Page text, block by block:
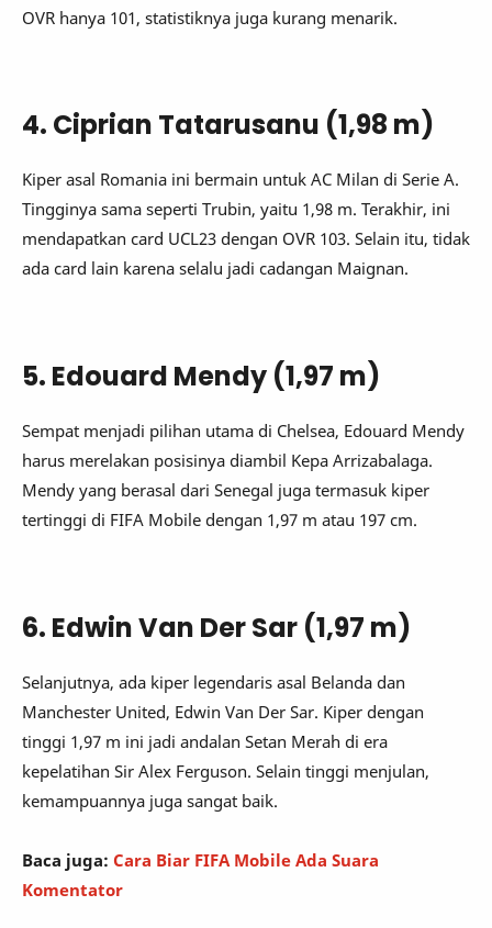
OVR hanya 101, statistiknya juga kurang menarik.
4. Ciprian Tatarusanu (1,98 m)
Kiper asal Romania ini bermain untuk AC Milan di Serie A.
Tingginya sama seperti Trubin, yaitu 1,98 m. Terakhir, ini
mendapatkan card UCL23 dengan OVR 103. Selain itu, tidak
ada card lain karena selalu jadi cadangan Maignan.
5. Edouard Mendy (1,97 m)
Sempat menjadi pilihan utama di Chelsea, Edouard Mendy
harus merelakan posisinya diambil Kepa Arrizabalaga.
Mendy yang berasal dari Senegal juga termasuk kiper
tertinggi di FIFA Mobile dengan 1,97 m atau 197 cm.
6. Edwin Van Der Sar (1,97 m)
Selanjutnya, ada kiper legendaris asal Belanda dan
Manchester United, Edwin Van Der Sar. Kiper dengan
tinggi 1,97 m ini jadi andalan Setan Merah di era
kepelatihan Sir Alex Ferguson. Selain tinggi menjulan,
kemampuannya juga sangat baik.
Baca juga: Cara Biar FIFA Mobile Ada Suara
Komentator